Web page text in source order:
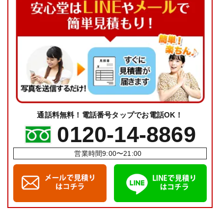
通話料無料！電話番号タップでお電話OK！
0120-14-8869
営業時間9:00〜21:00